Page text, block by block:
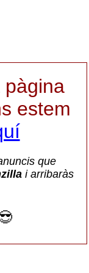
pàgina
estem
que
i arribaràs